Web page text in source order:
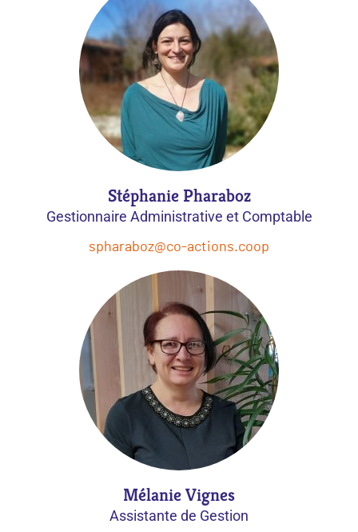
Stéphanie Pharaboz
Gestionnaire Administrative et Comptable
spharaboz@co-actions.coop
Mélanie Vignes
Assistante de Gestion